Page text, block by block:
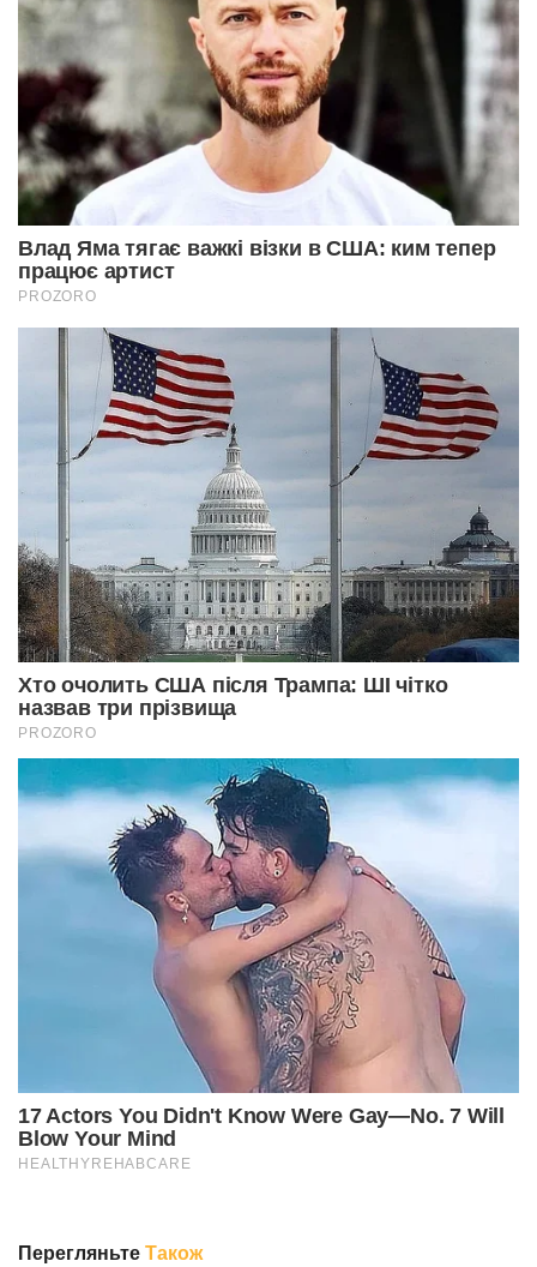
ПерегляньтеТакож